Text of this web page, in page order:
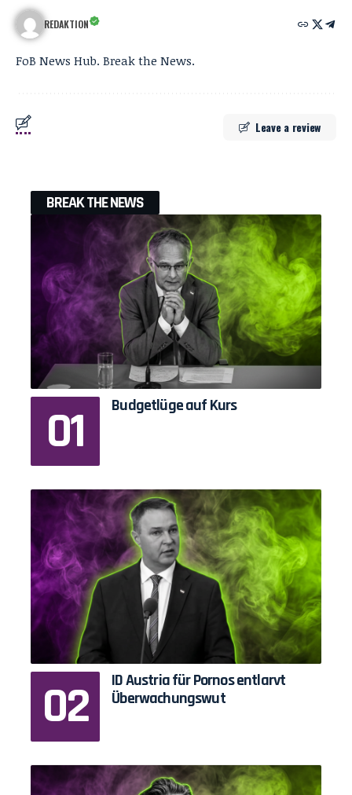
REDAKTION
FoB News Hub. Break the News.
Leave a review
BREAK THE NEWS
Budgetlüge auf Kurs
ID Austria für Pornos entlarvt
Überwachungswut